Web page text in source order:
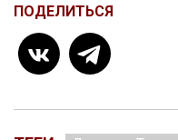
ПОДЕЛИТЬСЯ